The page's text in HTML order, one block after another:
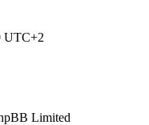
UTC+2
Limited